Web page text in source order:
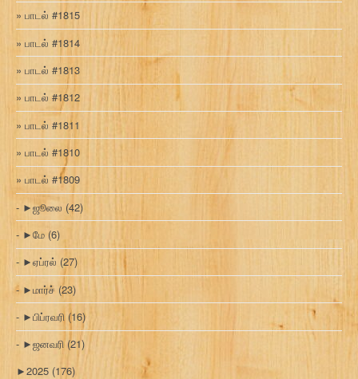
பாடல் #1815
பாடல் #1814
பாடல் #1813
பாடல் #1812
பாடல் #1811
பாடல் #1810
பாடல் #1809
►ஜூலை (42)
►மே (6)
►ஏப்ரல் (27)
►மார்ச் (23)
►பிப்ரவரி (16)
►ஜனவரி (21)
►2025 (176)